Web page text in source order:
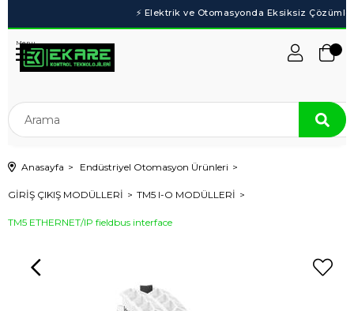
Menu
Anasayfa Endüstriyel Otomasyon Ürünleri
GİRİŞ ÇIKIŞ MODÜLLERİ TM5 I-O MODÜLLERİ
TM5 ETHERNET/IP fieldbus interface